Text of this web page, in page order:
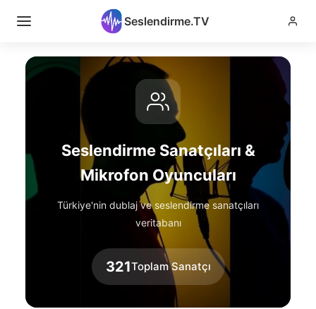
Seslendirme.TV
Seslendirme Sanatçıları &
Mikrofon Oyuncuları
Türkiye'nin dublaj ve seslendirme sanatçıları
veritabanı
321Toplam Sanatçı